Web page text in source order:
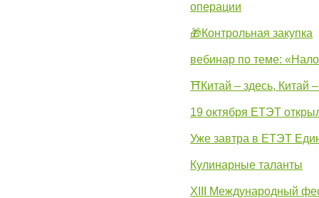
операции
🎁Контрольная закупка
вебинар по теме:
⛩Китай – здесь, Китай
19 октября ЕТЭТ
Уже завтра в ЕТЭТ
Кулинарные таланты
XIII Международный